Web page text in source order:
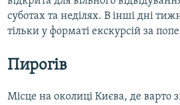
суботах та неділях. В інші дні
тільки у форматі екскурсій за
Пирогів
Місце на околиці Києва, де варто